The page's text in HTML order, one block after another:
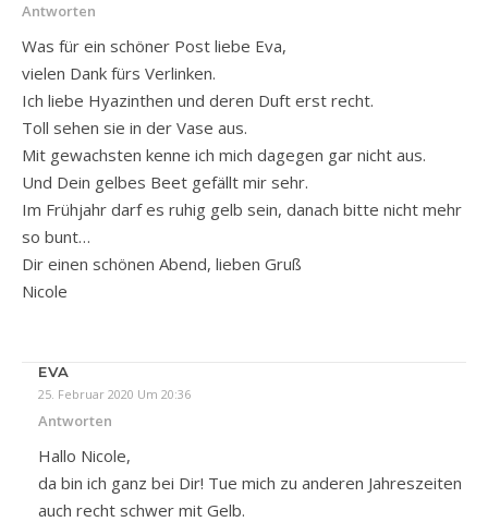
Antworten
Was für ein schöner Post liebe Eva,
vielen Dank fürs Verlinken.
Ich liebe Hyazinthen und deren Duft erst recht.
Toll sehen sie in der Vase aus.
Mit gewachsten kenne ich mich dagegen gar nicht aus.
Und Dein gelbes Beet gefällt mir sehr.
Im Frühjahr darf es ruhig gelb sein, danach bitte nicht mehr
so bunt…
Dir einen schönen Abend, lieben Gruß
Nicole
EVA
25. Februar 2020 Um 20:36
Antworten
Hallo Nicole,
da bin ich ganz bei Dir! Tue mich zu anderen Jahreszeiten
auch recht schwer mit Gelb.